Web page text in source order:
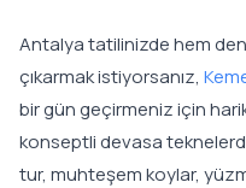
Antalya tatilinizde hem
çıkarmak istiyorsanız,
bir gün geçirmeniz için
konseptli devasa
tur, muhteşem koylar,